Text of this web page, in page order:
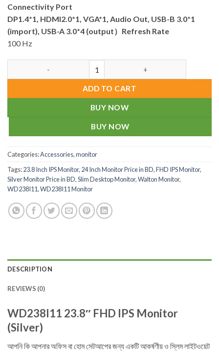
Connectivity Port
DP1.4*1, HDMI2.0*1, VGA*1, Audio Out, USB-B 3.0*1
(import), USB-A 3.0*4 (output） Refresh Rate
100 Hz
ADD TO CART
BUY NOW
BUY NOW
Categories:Accessories,monitor
Tags:23.8 Inch IPS Monitor, 24 Inch Monitor Price in BD,FHD IPS Monitor,
Silver Monitor Price in BD,Slim Desktop Monitor,Walton Monitor,
WD238I11,WD238I11 Monitor
DESCRIPTION
REVIEWS (0)
WD238I11 23.8″ FHD IPS Monitor
(Silver)
আপনি কি আপনার অফিস বা হোম সেটআপের জন্য একটি আকর্ষণীয় ও স্লিম লাইটওয়েট